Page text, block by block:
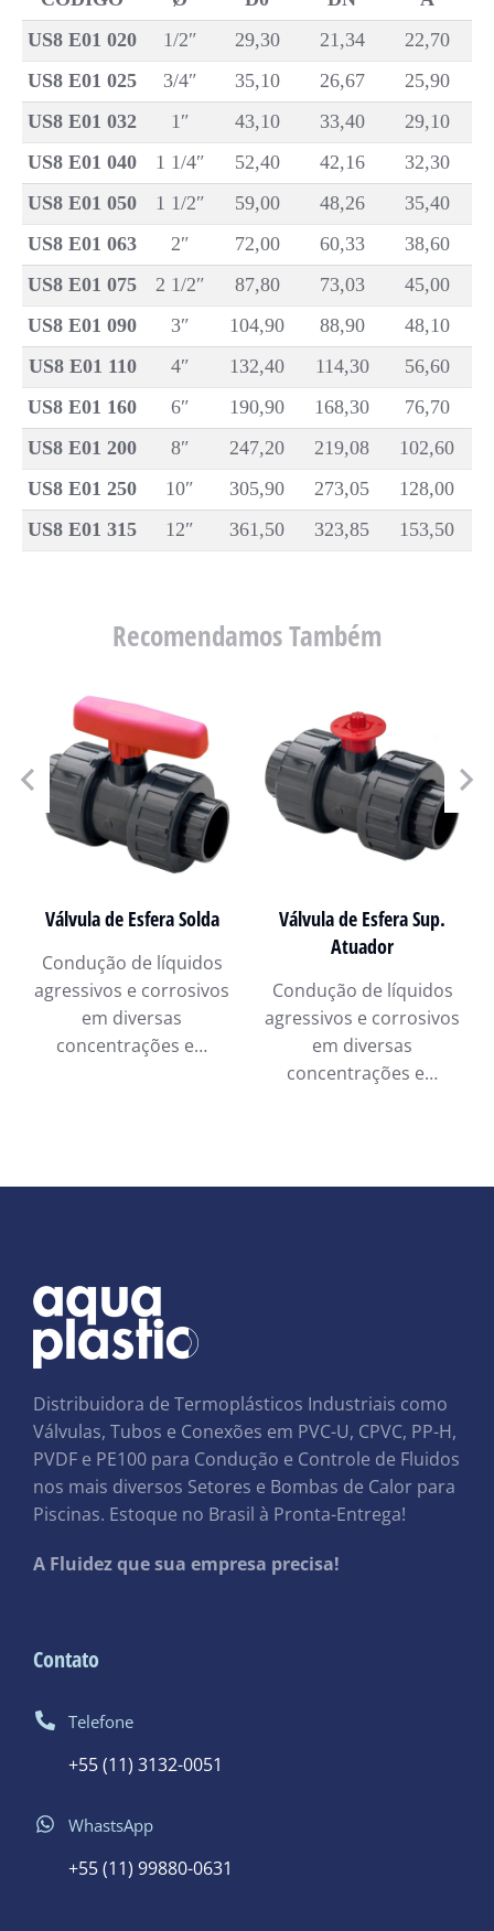
US8 E01 020
1/2″ 29,30 21,34
22,70
US8 E01 025
3/4″ 35,10 26,67
25,90
US8 E01 032
1″ 43,10 33,40
29,10
US8 E01 040
1 1/4″ 52,40 42,16
32,30
US8 E01 050
1 1/2″ 59,00 48,26
35,40
US8 E01 063
2″ 72,00 60,33
38,60
US8 E01 075
2 1/2″ 87,80 73,03
45,00
US8 E01 090
3″ 104,90 88,90
48,10
US8 E01 110
4″ 132,40 114,30
56,60
US8 E01 160
6″ 190,90 168,30
76,70
US8 E01 200
8″ 247,20 219,08
102,60
US8 E01 250
10″ 305,90 273,05
128,00
US8 E01 315
12″ 361,50 323,85 153,50
Recomendamos Também
Válvula de Esfera Solda
Condução de líquidos
agressivos e corrosivos
em diversas
concentrações e…
Válvula de Esfera Sup.
Atuador
Condução de líquidos
agressivos e corrosivos
em diversas
concentrações e…
Distribuidora de Termoplásticos Industriais como
Válvulas, Tubos e Conexões em PVC-U, CPVC, PP-H,
PVDF e PE100 para Condução e Controle de Fluidos
nos mais diversos Setores e Bombas de Calor para
Piscinas. Estoque no Brasil à Pronta-Entrega!
A Fluidez que sua empresa precisa!
Contato
Telefone
+55 (11) 3132-0051
WhastsApp
+55 (11) 99880-0631